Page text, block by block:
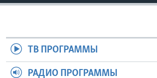
ТВ ПРОГРАММЫ
РАДИО ПРОГРАММЫ